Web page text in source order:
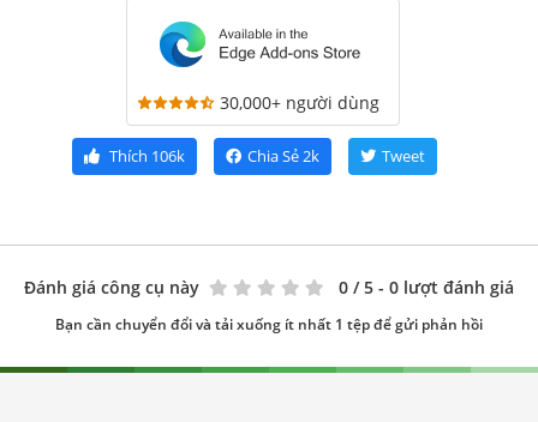
30,000+ người dùng
Thích 106k Chia Sẻ2k Tweet
Đánh giá công cụ này 0 / 5 - 0 lượt đánh giá
Bạn cần chuyển đổi và tải xuống ít nhất 1 tệp để gửi phản hồi